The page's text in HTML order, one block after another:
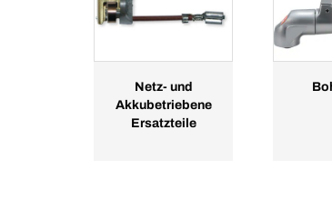
Netz- und
Akkubetriebene
Ersatzteile